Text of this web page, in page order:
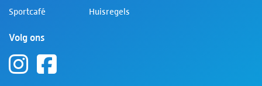
Sportcafé
Huisregels
Volg ons